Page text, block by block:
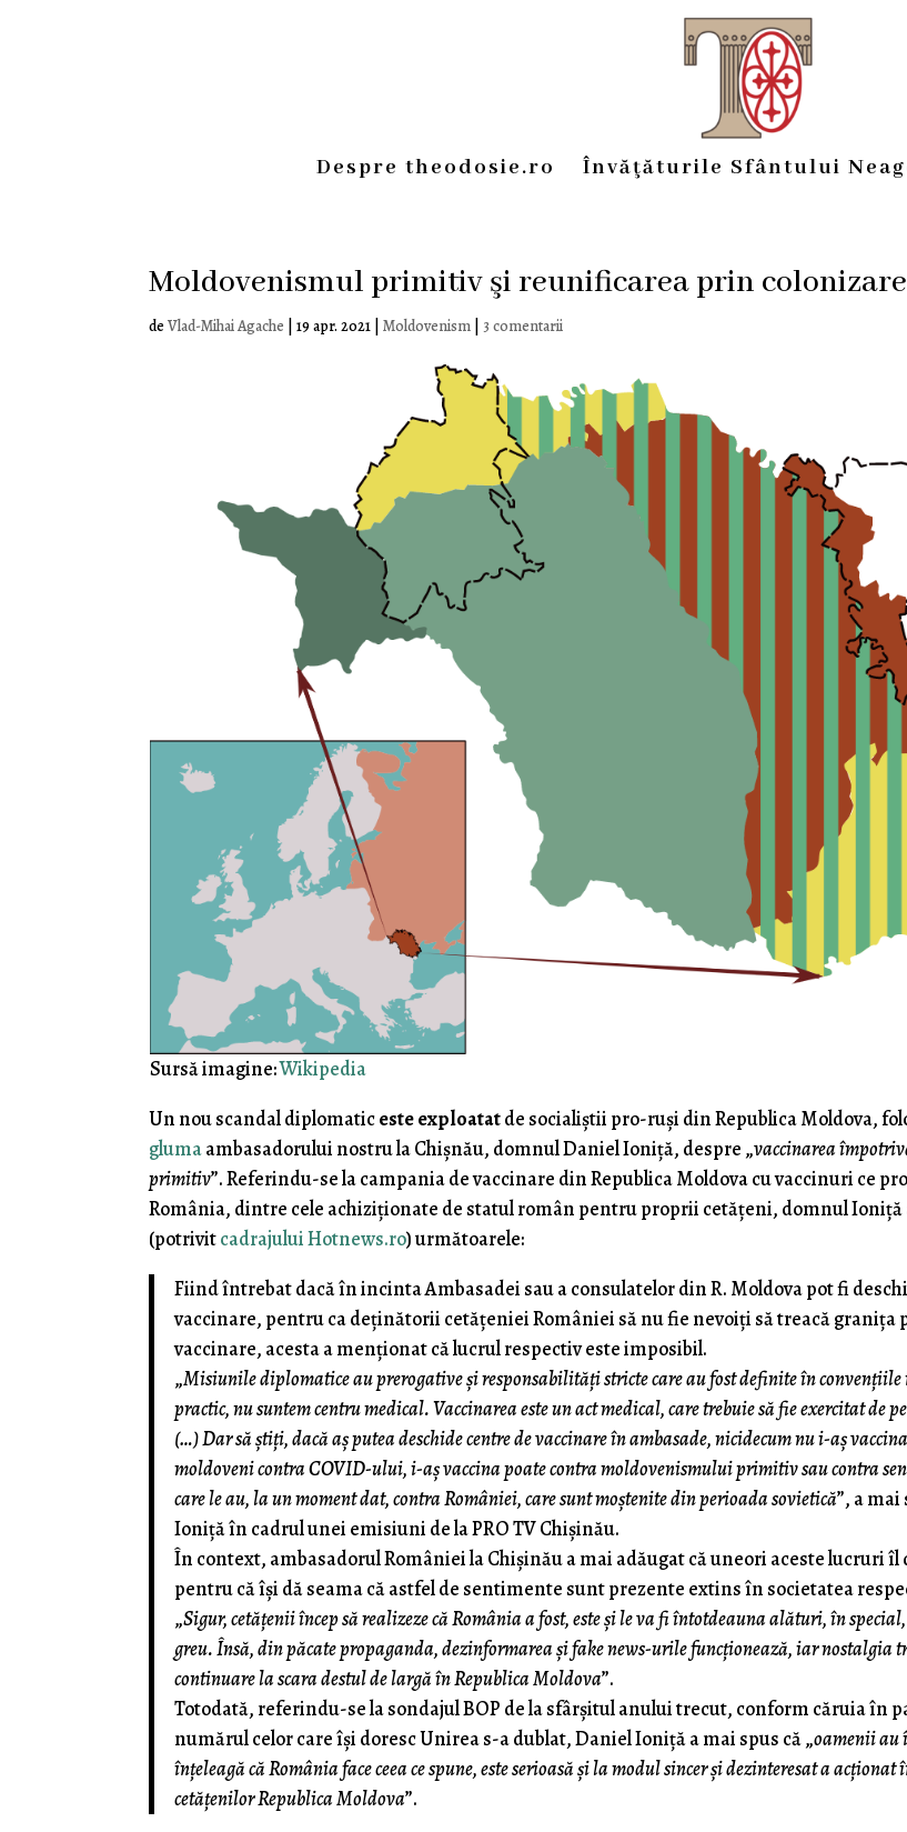
Despre theodosie.ro Învăţăturile Sfântului
Moldovenismul primitiv şi reunificarea prin colonizare
deVlad-Mihai Agache |19 apr. 2021 |Moldovenism |3 comentarii
Sursă imagine:Wikipedia
Un nou scandal diplomaticesteexploatatde socialiştii pro-ruşi din Republica Moldova,
glumaambasadorului nostru la Chişnău, domnul Daniel Ioniţă, despre „vaccinarea
primitiv”. Referindu-se la campania de vaccinare din Republica Moldova cu vaccinuri ce
România, dintre cele achiziţionate de statul român pentru proprii cetăţeni, domnul Ioniţă
(potrivitcadrajului Hotnews.ro) următoarele:
Fiind întrebat dacă în incinta Ambasadei sau a consulatelor din R. Moldova pot fi
vaccinare, pentru ca deținătorii cetățeniei României să nu fie nevoiți să treacă granița
vaccinare, acesta a menționat că lucrul respectiv este imposibil.
„Misiunile diplomatice au prerogative și responsabilități stricte care au fost definite în
practic, nu suntem centru medical. Vaccinarea este un act medical, care trebuie să fie exercitat de
(…) Dar să știți, dacă aș putea deschide centre de vaccinare în ambasade, nicidecum nu i-aș
moldoveni contra COVID-ului, i-aș vaccina poate contra moldovenismului primitiv sau contra
care le au, la un moment dat, contra României, care sunt moștenite din perioada sovietică”, a
Ioniță în cadrul unei emisiuni de la PRO TV Chișinău.
În context, ambasadorul României la Chișinău a mai adăugat că uneori aceste lucruri îl
pentru că își dă seama că astfel de sentimente sunt prezente extins în societatea
„Sigur, cetățenii încep să realizeze că România a fost, este și le va fi întotdeauna alături, în
greu. Însă, din păcate propaganda, dezinformarea și fake news-urile funcționează, iar nostalgia
continuare la scara destul de largă în Republica Moldova”.
Totodată, referindu-se la sondajul BOP de la sfârșitul anului trecut, conform căruia în
numărul celor care își doresc Unirea s-a dublat, Daniel Ioniță a mai spus că „oamenii au
înțeleagă că România face ceea ce spune, este serioasă și la modul sincer și dezinteresat a
cetățenilor Republica Moldova”.